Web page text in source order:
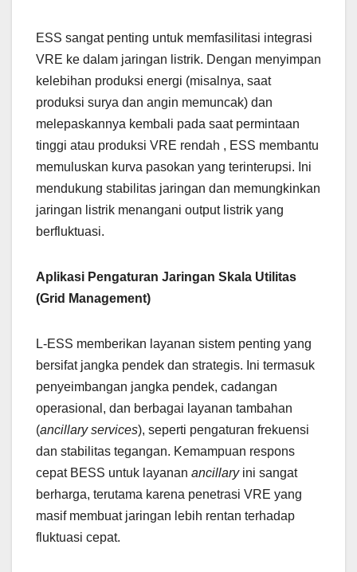
ESS sangat penting untuk memfasilitasi integrasi
VRE ke dalam jaringan listrik. Dengan menyimpan
kelebihan produksi energi (misalnya, saat
produksi surya dan angin memuncak) dan
melepaskannya kembali pada saat permintaan
tinggi atau produksi VRE rendah , ESS membantu
memuluskan kurva pasokan yang terinterupsi. Ini
mendukung stabilitas jaringan dan memungkinkan
jaringan listrik menangani output listrik yang
berfluktuasi.
Aplikasi Pengaturan Jaringan Skala Utilitas
(Grid Management)
L-ESS memberikan layanan sistem penting yang
bersifat jangka pendek dan strategis. Ini termasuk
penyeimbangan jangka pendek, cadangan
operasional, dan berbagai layanan tambahan
(ancillary services), seperti pengaturan frekuensi
dan stabilitas tegangan. Kemampuan respons
cepat BESS untuk layanan ancillaryini sangat
berharga, terutama karena penetrasi VRE yang
masif membuat jaringan lebih rentan terhadap
fluktuasi cepat.